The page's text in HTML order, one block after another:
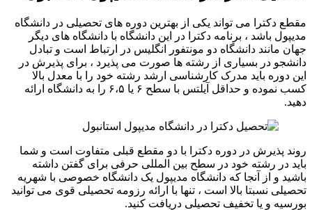
مقطع دکترا می تواند یکی از بهترین دوره های تحصیلی در دانشگاه
مدیپول باشد ، برنامه دکترا در این دانشگاه با دانشگاه های دیگر
جهان مانند دانشگاه دو مونتفور انگلیس در ارتباط است و تبادل
دانشجو در بسیاری از رشته ها صورت می پذیرد ، برای پذیرش در
این دوره باید مدرک کارشناسی ارشد رشته خود را با معدل بالا
کسب نموده و حداقل آیلتس با سطح ۶ یا ۶،۵ را به دانشگاه ارائه
دهید.
روند پذیرش در دوره دکترا با دو مقطع قبلی متفاوت است و شما
باید در رشته خود در سطح بین المللی حرفی برای گفتن داشته
باشید و از آنجا که دانشگاه مدیپول یک دانشگاه خصوصی با شهریه
تحصیلی نسبتا بالا است ، تنها با ارائه رزومه تحصیلی قوی می توانید
بورسیه و یا تخفیف تحصیلی دریافت کنید.